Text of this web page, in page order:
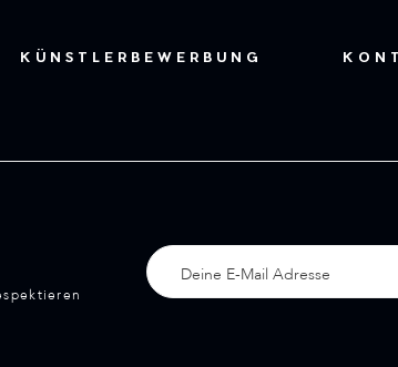
KÜNSTLERBEWERBUNG